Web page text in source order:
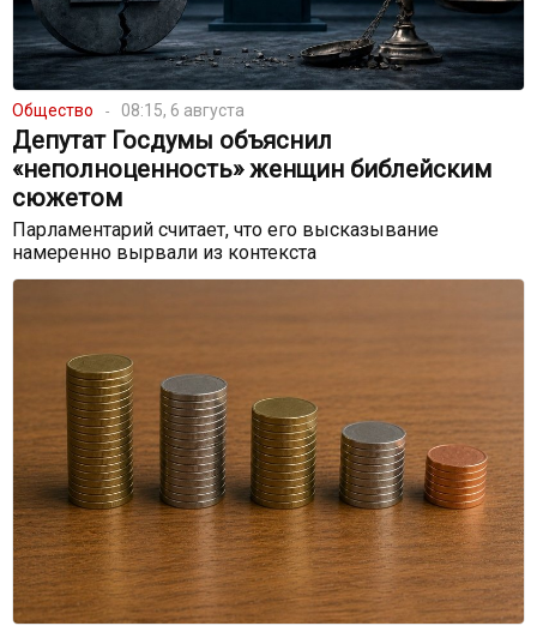
Общество 08:15, 6 августа
Депутат Госдумы объяснил
«неполноценность» женщин библейским
сюжетом
Парламентарий считает, что его высказывание
намеренно вырвали из контекста